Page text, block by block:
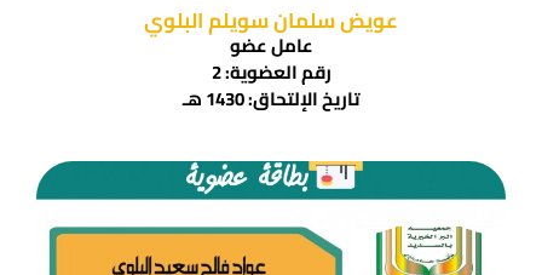
عويض سلمان سويلم البلوي
عامل عضو
رقم العضوية: 2
تاريخ الإلتحاق: 1430 هـ